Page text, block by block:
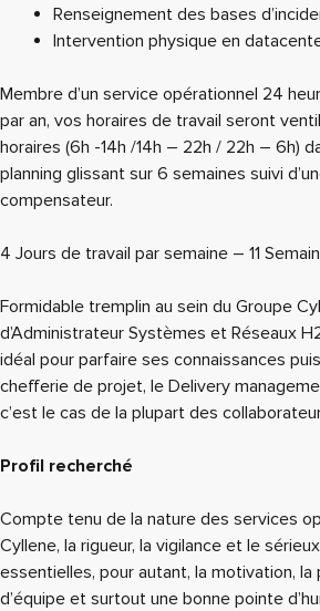
Renseignement des bases
Intervention physique en
Membre d’un service opérationnel 24
par an, vos horaires de travail seront
horaires (6h -14h /14h – 22h / 22h – 6h)
planning glissant sur 6 semaines suivi
compensateur.
4 Jours de travail par semaine – 11
Formidable tremplin au sein du Groupe
d’Administrateur Systèmes et Réseaux
idéal pour parfaire ses connaissances
chefferie de projet, le Delivery
c’est le cas de la plupart des
Profil recherché
Compte tenu de la nature des services
Cyllene, la rigueur, la vigilance et le
essentielles, pour autant, la motivation, la
d’équipe et surtout une bonne pointe